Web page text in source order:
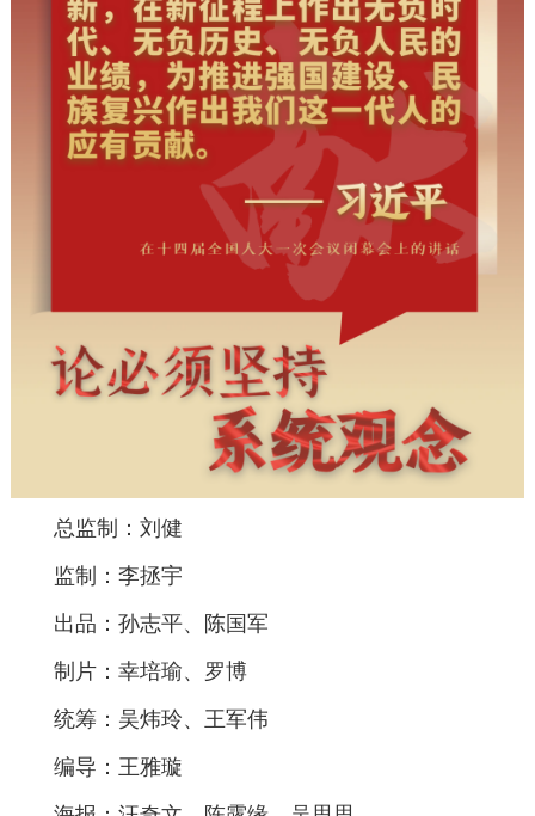
总监制：刘健
监制：李拯宇
出品：孙志平、陈国军
制片：幸培瑜、罗博
统筹：吴炜玲、王军伟
编导：王雅璇